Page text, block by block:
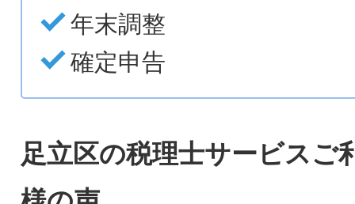
年末調整
確定申告
足立区の税理士サービスご